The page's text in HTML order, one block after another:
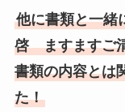
他に書類と一緒
啓 ますますご
書類の内容とは
た！